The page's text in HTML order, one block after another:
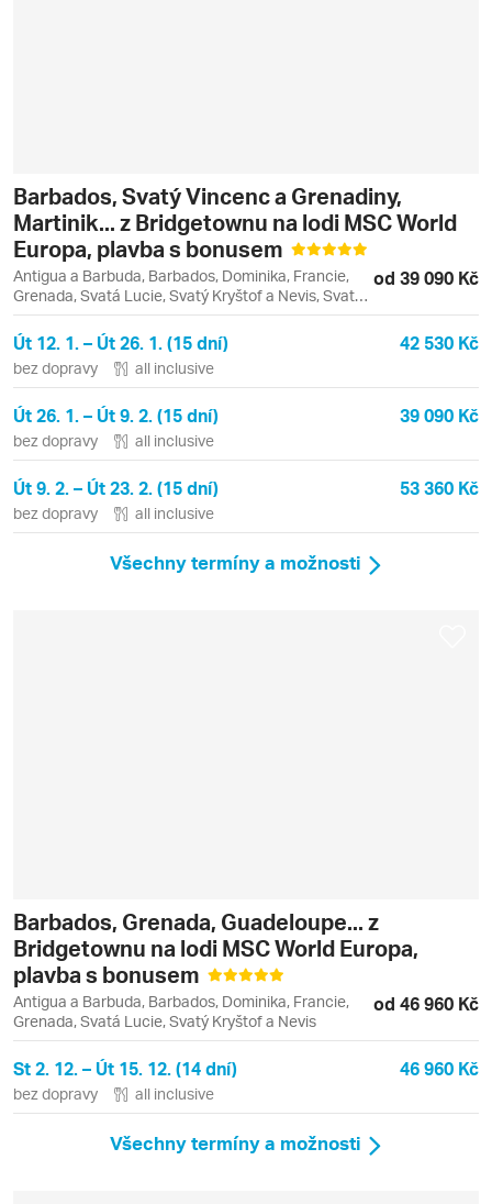
Barbados, Svatý Vincenc a Grenadiny,
Martinik... z Bridgetownu na lodi MSC World
Europa, plavba s bonusem
Antigua a Barbuda, Barbados, Dominika, Francie,
Grenada, Svatá Lucie, Svatý Kryštof a Nevis, Svatý
Vincenc a Grenadiny
od 39 090 Kč
Út 12. 1. – Út 26. 1. (15 dní) 42 530 Kč
bez dopravy all inclusive
Út 26. 1. – Út 9. 2. (15 dní) 39 090 Kč
bez dopravy all inclusive
Út 9. 2. – Út 23. 2. (15 dní) 53 360 Kč
bez dopravy all inclusive
Všechny termíny a možnosti
Barbados, Grenada, Guadeloupe... z
Bridgetownu na lodi MSC World Europa,
plavba s bonusem
Antigua a Barbuda, Barbados, Dominika, Francie,
Grenada, Svatá Lucie, Svatý Kryštof a Nevis
od 46 960 Kč
St 2. 12. – Út 15. 12. (14 dní) 46 960 Kč
bez dopravy all inclusive
Všechny termíny a možnosti